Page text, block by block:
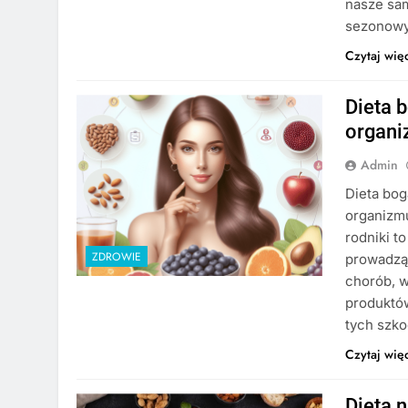
nasze
Czytaj
ZDROWIE
Dieta
Admin
Dieta
rodniki
chorób,
tych
Czytaj